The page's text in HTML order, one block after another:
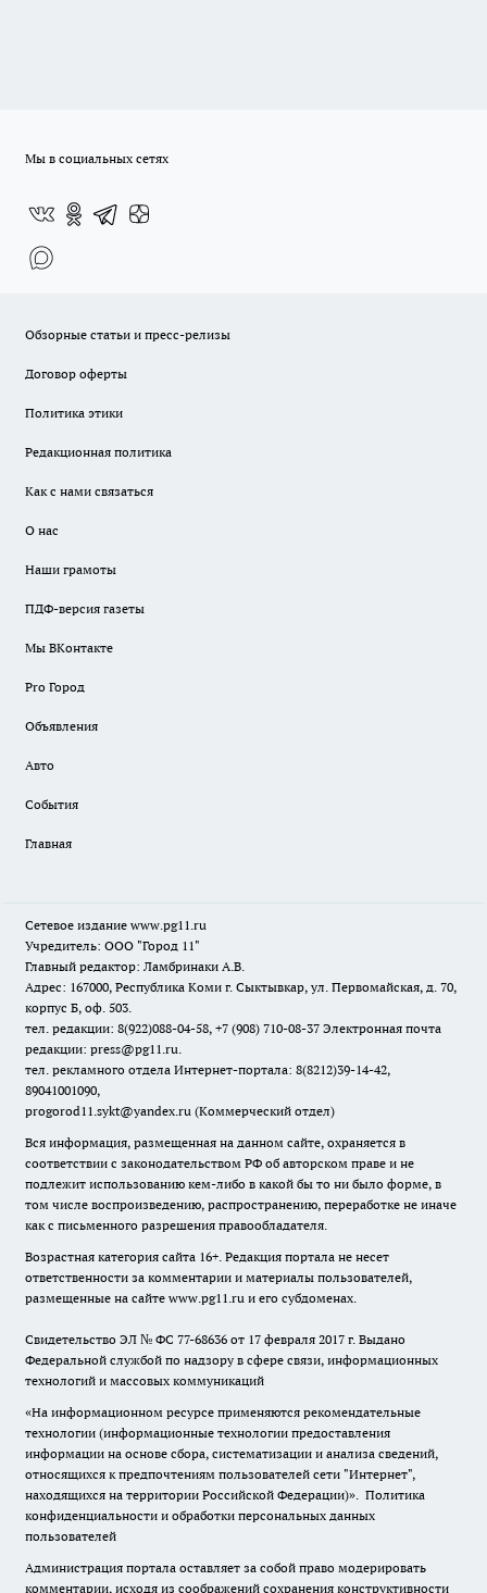
Мы в социальных сетях
Обзорные статьи и пресс-релизы
Договор оферты
Политика этики
Редакционная политика
Как с нами связаться
О нас
Наши грамоты
ПДФ-версия газеты
Мы ВКонтакте
Pro Город
Объявления
Авто
События
Главная
Сетевое издание www.pg11.ru
Учредитель: ООО "Город 11"
Главный редактор: Ламбринаки А.В.
Адрес: 167000, Республика Коми г. Сыктывкар, ул. Первомайская, д. 70,
корпус Б, оф. 503.
тел. редакции: 8(922)088-04-58, +7 (908) 710-08-37 Электронная почта
редакции: press@pg11.ru.
тел. рекламного отдела Интернет-портала: 8(8212)39-14-42,
89041001090,
progorod11.sykt@yandex.ru (Коммерческий отдел)
Вся информация, размещенная на данном сайте, охраняется в
соответствии с законодательством РФ об авторском праве и не
подлежит использованию кем-либо в какой бы то ни было форме, в
том числе воспроизведению, распространению, переработке не иначе
как с письменного разрешения правообладателя.
Возрастная категория сайта 16+. Редакция портала не несет
ответственности за комментарии и материалы пользователей,
размещенные на сайте www.pg11.ru и его субдоменах.
Свидетельство ЭЛ № ФС 77-68636 от 17 февраля 2017 г. Выдано
Федеральной службой по надзору в сфере связи, информационных
технологий и массовых коммуникаций
«На информационном ресурсе применяются рекомендательные
технологии (информационные технологии предоставления
информации на основе сбора, систематизации и анализа сведений,
относящихся к предпочтениям пользователей сети "Интернет",
находящихся на территории Российской Федерации)». Политика
конфиденциальности и обработки персональных данных
пользователей
Администрация портала оставляет за собой право модерировать
комментарии, исходя из соображений сохранения конструктивности